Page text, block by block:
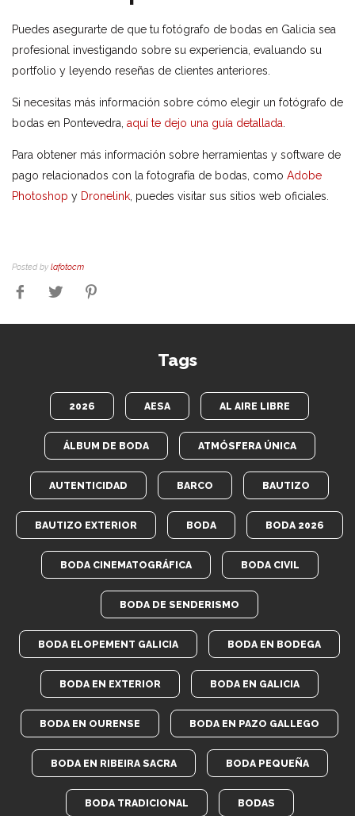
Puedes asegurarte de que tu fotógrafo de bodas en Galicia sea
profesional investigando sobre su experiencia, evaluando su
portfolio y leyendo reseñas de clientes anteriores.
Si necesitas más información sobre cómo elegir un fotógrafo de
bodas en Pontevedra, aquí te dejo una guía detallada.
Para obtener más información sobre herramientas y software de
pago relacionados con la fotografía de bodas, como Adobe
Photoshop y Dronelink, puedes visitar sus sitios web oficiales.
Posted by lafotocm
Tags
2026 AESA AL AIRE LIBRE
ÁLBUM DE BODA ATMÓSFERA ÚNICA
AUTENTICIDAD BARCO BAUTIZO
BAUTIZO EXTERIOR BODA BODA 2026
BODA CINEMATOGRÁFICA BODA CIVIL
BODA DE SENDERISMO
BODA ELOPEMENT GALICIA BODA EN BODEGA
BODA EN EXTERIOR BODA EN GALICIA
BODA EN OURENSE BODA EN PAZO GALLEGO
BODA EN RIBEIRA SACRA BODA PEQUEÑA
BODA TRADICIONAL BODAS